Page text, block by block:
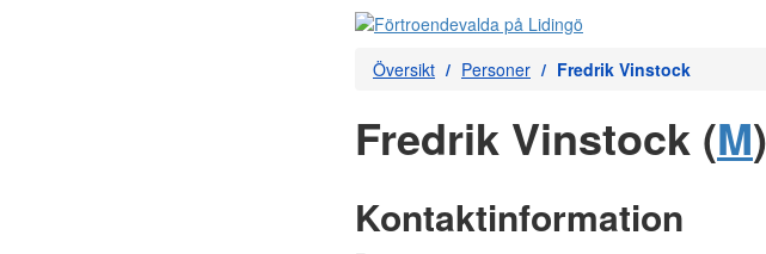
Översikt Personer Fredrik Vinstock
Fredrik Vinstock (M)
Kontaktinformation